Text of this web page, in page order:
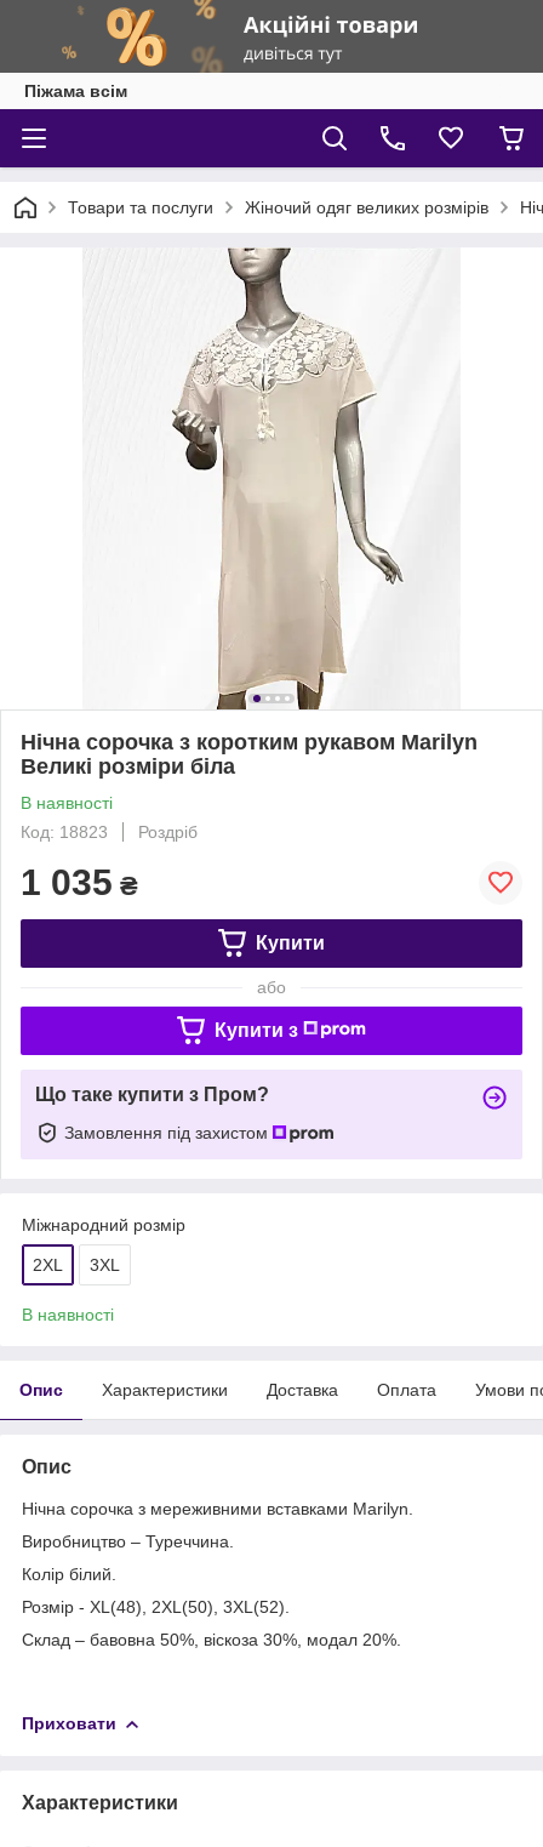
Піжама всім
Товари та послуги Жіночий одяг великих розмірів
Нічна сорочка з коротким рукавом Marilyn
Великі розміри біла
В наявності
Код: 18823
Роздріб
1 035 ₴
Купити
або
Купити з
Що таке купити з Пром?
Замовлення під захистом
Міжнародний розмір
2XL 3XL
В наявності
Опис Характеристики Доставка Оплата Умови
Опис
Нічна сорочка з мереживними вставками Marilyn.
Виробництво – Туреччина.
Колір білий.
Розмір - XL(48), 2XL(50), 3XL(52).
Склад – бавовна 50%, віскоза 30%, модал 20%.
Приховати
Характеристики